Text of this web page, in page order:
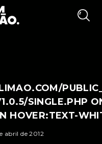
SINGLE.PHP
HOVER:TEXT-
abril de 2012